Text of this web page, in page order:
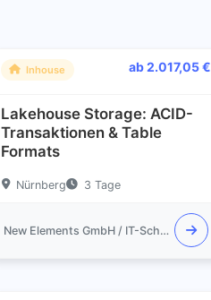
Inhouse ab 2.017,05 €
Lakehouse Storage: ACID-
Transaktionen & Table
Formats
Nürnberg 3 Tage
New Elements GmbH / IT-Schulungen.com